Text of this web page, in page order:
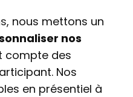
, nous mettons un
nos
compte des
Nos
en présentiel à